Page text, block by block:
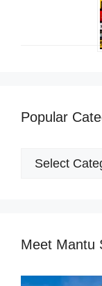
Popular
Popular
Meet Mantu